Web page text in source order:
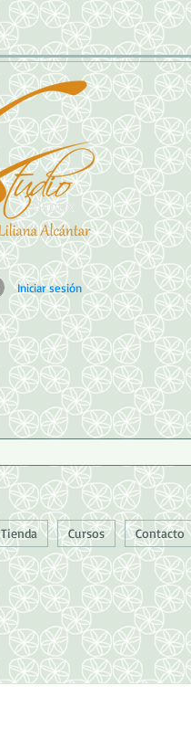
Iniciar sesión
Tienda Cursos Contacto